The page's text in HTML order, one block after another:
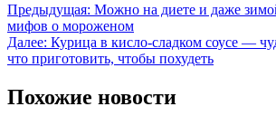
Предыдущая: Можно на диете и даже
мифов о мороженом
Далее: Курица в кисло-сладком соусе —
что приготовить, чтобы похудеть
Похожие новости